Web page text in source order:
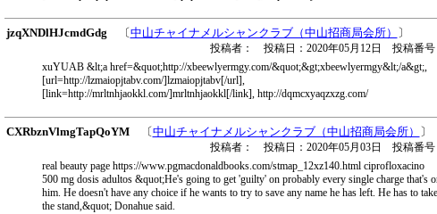
jzqXNDlHJcmdGdg 〔中山チャイナメルシャンクラブ（中山招商局会所） 〕
投稿者： 投稿日：2020年05月12日 投稿番号
xuYUAB &lt;a href=&quot;http://xbeewlyermgy.com/&quot;&gt;xbeewlyermgy&lt;/a&gt;,
[url=http://lzmaiopjtabv.com/]lzmaiopjtabv[/url],
[link=http://mrltnhjaokkl.com/]mrltnhjaokkl[/link], http://dqmcxyaqzxzg.com/
CXRbznVlmgTapQoYM〔中山チャイナメルシャンクラブ（中山招商局会所） 〕
投稿者： 投稿日：2020年05月03日 投稿番号
real beauty page https://www.pgmacdonaldbooks.com/stmap_12xz140.html ciprofloxacino
500 mg dosis adultos &quot;He's going to get 'guilty' on probably every single charge that's
him. He doesn't have any choice if he wants to try to save any name he has left. He has to take
the stand,&quot; Donahue said.